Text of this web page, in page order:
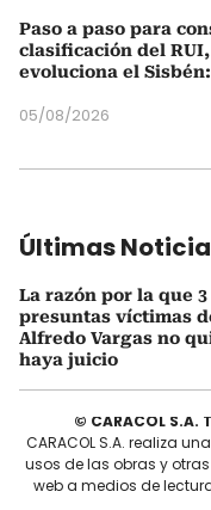
Paso a paso para
clasificación del
evoluciona el
05/08/2026
Últimas
La razón por la que 3
presuntas víctimas
Alfredo Vargas no
haya juicio
© CARACOL
CARACOL S.A. realiza
usos de las obras y
web a medios de